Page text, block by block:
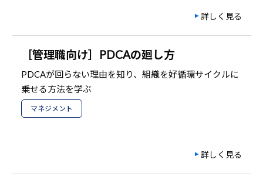
詳しく見る
［管理職向け］PDCAの廻し方
PDCAが回らない理由を知り、組織を好循環サイクルに
乗せる方法を学ぶ
マネジメント
詳しく見る